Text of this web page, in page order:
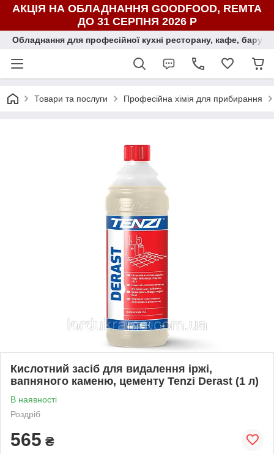
АКЦІЯ НА ОБЛАДНАННЯ GOODFOOD, REMTA
ДО 31 СЕРПНЯ 2026 Р
Обладнання для професійної кухні ресторану, кафе, бару,
Товари та послуги Професійна хімія для прибирання
Кислотний засіб для видалення іржі,
вапняного каменю, цементу Tenzi Derast (1 л)
В наявності
Роздріб
565 ₴